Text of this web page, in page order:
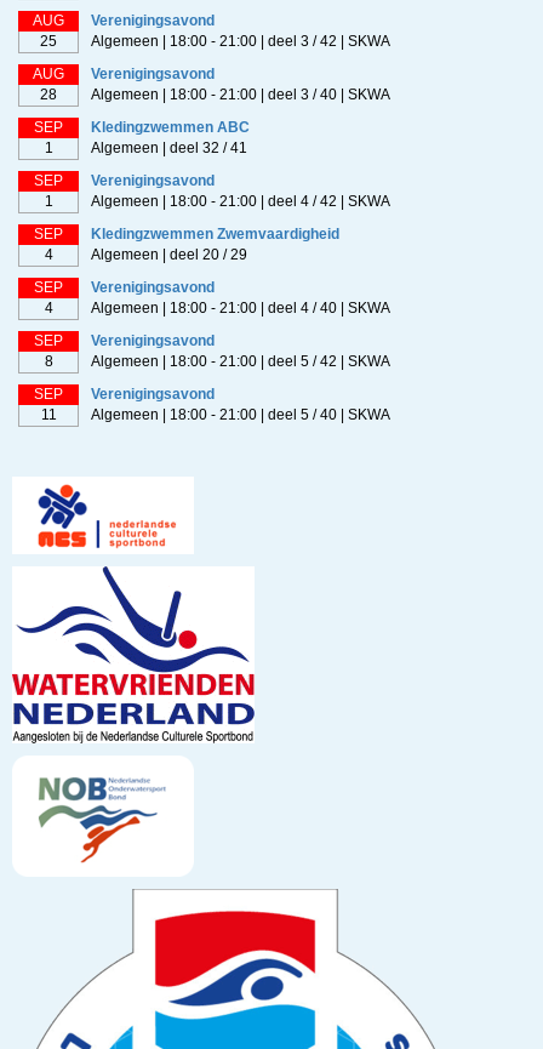
AUG
25
Verenigingsavond
Algemeen | 18:00 - 21:00 | deel 3 / 42 | SKWA
AUG
28
Verenigingsavond
Algemeen | 18:00 - 21:00 | deel 3 / 40 | SKWA
SEP
1
Kledingzwemmen ABC
Algemeen | deel 32 / 41
SEP
1
Verenigingsavond
Algemeen | 18:00 - 21:00 | deel 4 / 42 | SKWA
SEP
4
Kledingzwemmen Zwemvaardigheid
Algemeen | deel 20 / 29
SEP
4
Verenigingsavond
Algemeen | 18:00 - 21:00 | deel 4 / 40 | SKWA
SEP
8
Verenigingsavond
Algemeen | 18:00 - 21:00 | deel 5 / 42 | SKWA
SEP
11
Verenigingsavond
Algemeen | 18:00 - 21:00 | deel 5 / 40 | SKWA